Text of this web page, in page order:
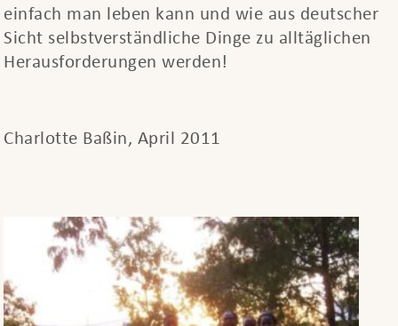
einfach man leben kann und wie aus deutscher
Sicht selbstverständliche Dinge zu alltäglichen
Herausforderungen werden!
Charlotte Baßin, April 2011